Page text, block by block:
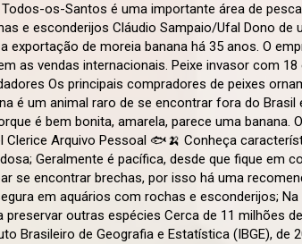
Todos-os-Santos é uma importante área de
e esconderijos Cláudio Sampaio/Ufal Dono de
exportação de moreia banana há 35 anos. O
as vendas internacionais. Peixe invasor com
Os principais compradores de peixes
é um animal raro de se encontrar fora do
é bem bonita, amarela, parece uma banana.
Clerice Arquivo Pessoal 🐟🍌 Conheça
Geralmente é pacífica, desde que fique
se encontrar brechas, por isso há uma
em aquários com rochas e esconderijos;
preservar outras espécies Cerca de 11 milhões
Brasileiro de Geografia e Estatística (IBGE), de